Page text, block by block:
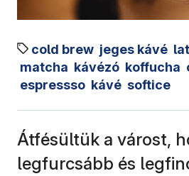
cold brew jeges kávé
matcha kávézó koffucha
espressso kávé softice
Átfésültük a várost,
legfurcsább és